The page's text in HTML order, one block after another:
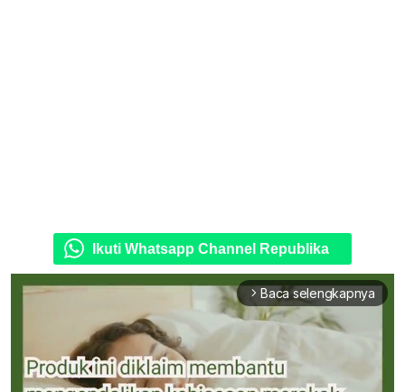
Ikuti Whatsapp Channel Republika
arrow_forward_ios Baca selengkapnya